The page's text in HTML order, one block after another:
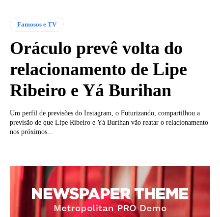
Famosos e TV
Oráculo prevê volta do
relacionamento de Lipe
Ribeiro e Yá Burihan
Um perfil de previsões do Instagram, o Futurizando, compartilhou a
previsão de que Lipe Ribeiro e Yá Burihan vão reatar o relacionamento
nos próximos...